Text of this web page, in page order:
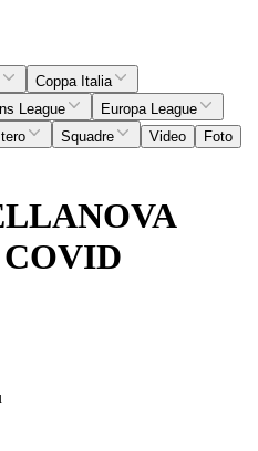
Coppa Italia
League
Europa League
Squadre Video
Foto